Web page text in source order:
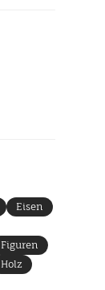
Eisen
Figuren
Holz